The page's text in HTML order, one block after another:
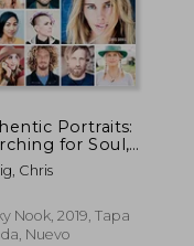
Portraits:
for Soul,
and
(en Inglés)
Chris
Nook, 2019, Tapa
Nuevo